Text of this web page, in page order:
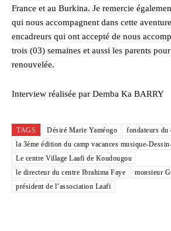
France et au Burkina. Je remercie
qui nous accompagnent dans cette
encadreurs qui ont accepté de nous
trois (03) semaines et aussi les parents
renouvelée.
Interview réalisée par Demba Ka BARRY
TAGS Désiré Marie Yaméogo fondateurs du
la 3ème édition du camp vacances musique-
Le centre Village Laafi de Koudougou
le directeur du centre Ibrahima Faye
monsieur
président de l’association Laafi